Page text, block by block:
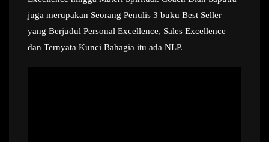
juga merupakan Seorang Penulis 3 buku Best Seller
yang Berjudul Personal Excellence, Sales Excellence
dan Ternyata Kunci Bahagia itu ada NLP.